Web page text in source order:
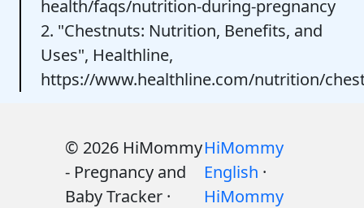
health/faqs/nutrition-during-pregnancy
2. "Chestnuts: Nutrition, Benefits, and
Uses", Healthline,
https://www.healthline.com/nutrition/
© 2026 HiMommy
- Pregnancy and
Baby Tracker ·
HiMommy
English ·
HiMommy